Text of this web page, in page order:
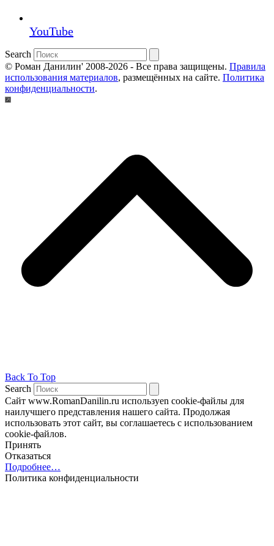
YouTube
Search
© Роман Данилин' 2008-2026 - Все права защищены. Правила
использования материалов, размещённых на сайте. Политика
конфиденциальности.
Back To Top
Search
Сайт www.RomanDanilin.ru используеn cookie-файлы для
наилучшего представления нашего сайта. Продолжая
использовать этот сайт, вы соглашаетесь с использованием
cookie-файлов.
Принять
Отказаться
Подробнее…
Политика конфиденциальности